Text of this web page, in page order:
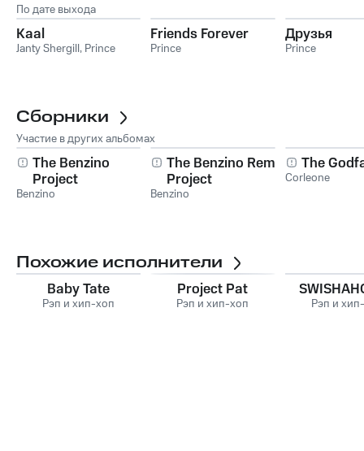
По дате выхода
Kaal
Janty Shergill, Prince
Friends Forever
Prince
Друзья
Prince
Сборники
Участие в других альбомах
The Benzino
Project
Benzino
The Benzino Remix
Project
Benzino
The
Corleone
Похожие исполнители
Baby Tate
Рэп и хип-хоп
Project Pat
Рэп и хип-хоп Рэп и